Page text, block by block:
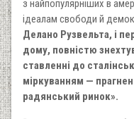
з найпопулярніших в
ідеалам свободи й
Делано Рузвельта, і
дому, повністю
ставленні до
міркуванням —
радянський ринок».